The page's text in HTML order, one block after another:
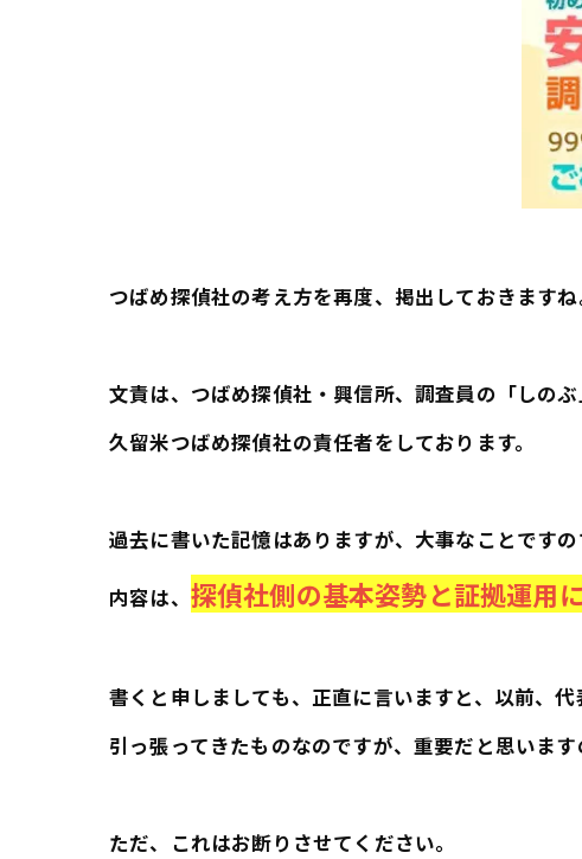
つばめ探偵社の考え方を再度、掲出しておきますね
文責は、つばめ探偵社・興信所、調査員の「しのぶ
久留米つばめ探偵社の責任者をしております。
過去に書いた記憶はありますが、大事なことです
内容は、 探偵社側の基本姿勢と証拠運用
書くと申しましても、正直に言いますと、以前、
引っ張ってきたものなのですが、重要だと思います
ただ、これはお断りさせてください。